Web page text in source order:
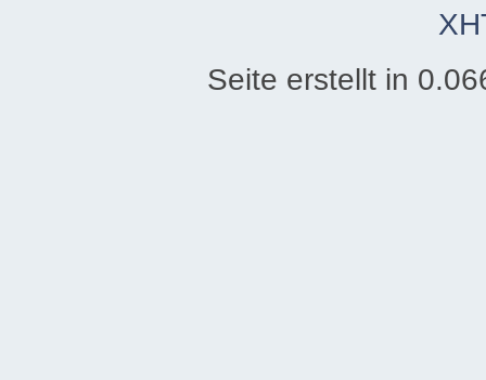
Seite erstellt in